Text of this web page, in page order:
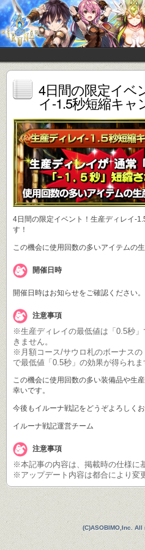
4日間の限定イベ
イ-1.5秒短縮キャ
4日間の限定イベント！生産ディレイ-
す！
この機会に使用回数の多いアイテムの
開催日時
開催日時はお知らせをご確認ください。
注意事項
※生産ディレイの最低値は「0.5秒
きません。
※月額コース/サウロ札のボーナス
で最低値「0.5秒」の効果が得られま
この機会に使用回数の多い装備品や生
幸いです。
今後もイルーナ戦記をどうぞよろしくお
イルーナ戦記運営チーム
注意事項
※本記事の内容は、掲載時の仕様に
※アップデート内容は都合により変
(C)ASOBIMO,Inc.